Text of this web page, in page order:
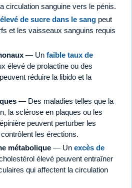
circulation sanguine vers le pénis.
de sucre dans le sang peut
et les vaisseaux sanguins requis
— Un faible taux de
élevé de prolactine ou des
réduire la libido et la
— Des maladies telles que la
la sclérose en plaques ou les
peuvent perturber les
les érections.
métabolique — Un excès de
élevé peuvent entraîner
qui affectent la circulation